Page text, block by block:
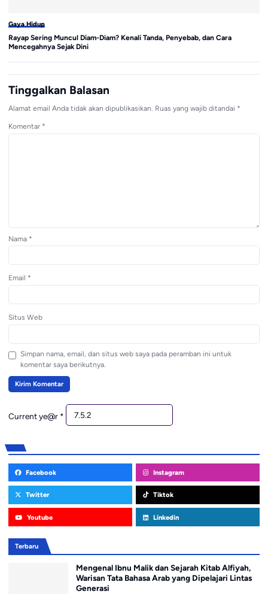
Gaya Hidup
Rayap Sering Muncul Diam-Diam? Kenali Tanda, Penyebab, dan Cara
Mencegahnya Sejak Dini
Tinggalkan Balasan
Alamat email Anda tidak akan dipublikasikan. Ruas yang wajib ditandai *
Komentar *
Nama *
Email *
Situs Web
Simpan nama, email, dan situs web saya pada peramban ini untuk
komentar saya berikutnya.
Current ye@r *
Facebook Instagram
Twitter Tiktok
Youtube Linkedin
Terbaru
Mengenal Ibnu Malik dan Sejarah Kitab Alfiyah,
Warisan Tata Bahasa Arab yang Dipelajari Lintas
Generasi